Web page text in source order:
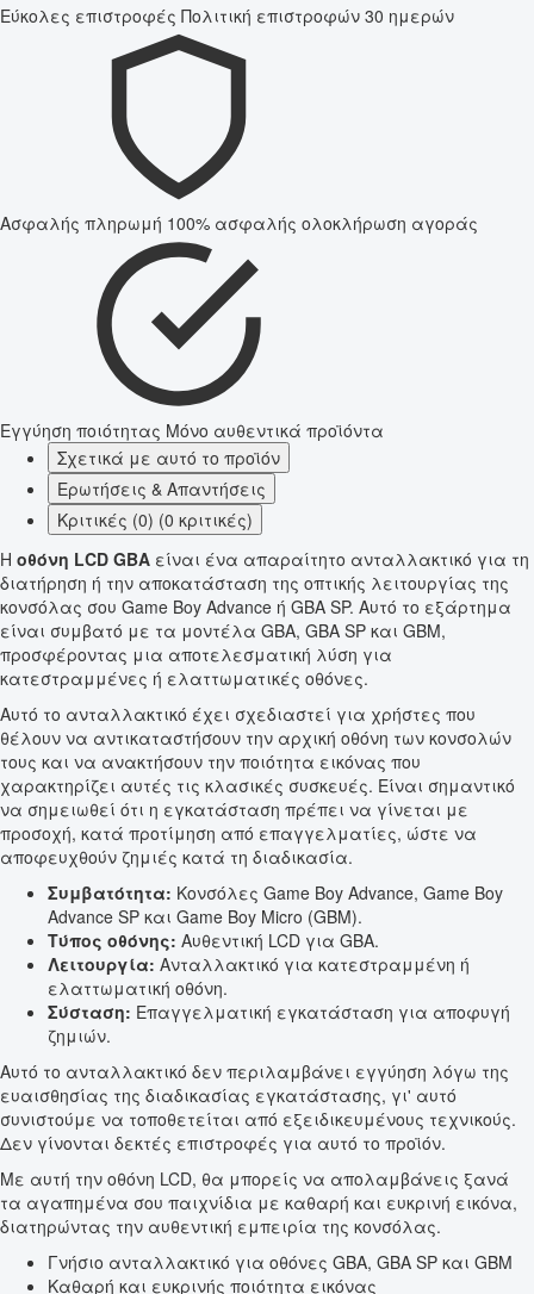
Εύκολες επιστροφές Πολιτική επιστροφών 30 ημερών
Ασφαλής πληρωμή 100% ασφαλής ολοκλήρωση αγοράς
Εγγύηση ποιότητας Μόνο αυθεντικά προϊόντα
Σχετικά με αυτό το προϊόν
Ερωτήσεις & Απαντήσεις
Κριτικές (0) (0 κριτικές)
Η οθόνη LCD GBA είναι ένα απαραίτητο ανταλλακτικό για τη
διατήρηση ή την αποκατάσταση της οπτικής λειτουργίας της
κονσόλας σου Game Boy Advance ή GBA SP. Αυτό το εξάρτημα
είναι συμβατό με τα μοντέλα GBA, GBA SP και GBM,
προσφέροντας μια αποτελεσματική λύση για
κατεστραμμένες ή ελαττωματικές οθόνες.
Αυτό το ανταλλακτικό έχει σχεδιαστεί για χρήστες που
θέλουν να αντικαταστήσουν την αρχική οθόνη των κονσολών
τους και να ανακτήσουν την ποιότητα εικόνας που
χαρακτηρίζει αυτές τις κλασικές συσκευές. Είναι σημαντικό
να σημειωθεί ότι η εγκατάσταση πρέπει να γίνεται με
προσοχή, κατά προτίμηση από επαγγελματίες, ώστε να
αποφευχθούν ζημιές κατά τη διαδικασία.
Συμβατότητα: Κονσόλες Game Boy Advance, Game Boy
Advance SP και Game Boy Micro (GBM).
Τύπος οθόνης: Αυθεντική LCD για GBA.
Λειτουργία: Ανταλλακτικό για κατεστραμμένη ή
ελαττωματική οθόνη.
Σύσταση: Επαγγελματική εγκατάσταση για αποφυγή
ζημιών.
Αυτό το ανταλλακτικό δεν περιλαμβάνει εγγύηση λόγω της
ευαισθησίας της διαδικασίας εγκατάστασης, γι' αυτό
συνιστούμε να τοποθετείται από εξειδικευμένους τεχνικούς.
Δεν γίνονται δεκτές επιστροφές για αυτό το προϊόν.
Με αυτή την οθόνη LCD, θα μπορείς να απολαμβάνεις ξανά
τα αγαπημένα σου παιχνίδια με καθαρή και ευκρινή εικόνα,
διατηρώντας την αυθεντική εμπειρία της κονσόλας.
Γνήσιο ανταλλακτικό για οθόνες GBA, GBA SP και GBM
Καθαρή και ευκρινής ποιότητα εικόνας